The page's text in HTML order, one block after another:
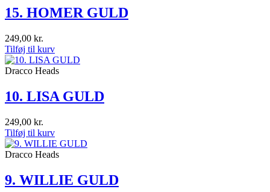
15. HOMER GULD
249,00 kr.
Tilføj til kurv
Dracco Heads
10. LISA GULD
249,00 kr.
Tilføj til kurv
Dracco Heads
9. WILLIE GULD